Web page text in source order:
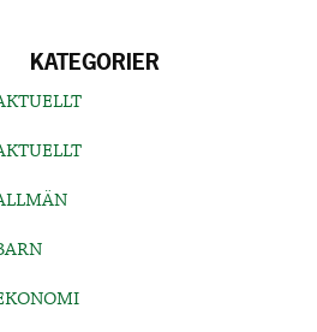
KATEGORIER